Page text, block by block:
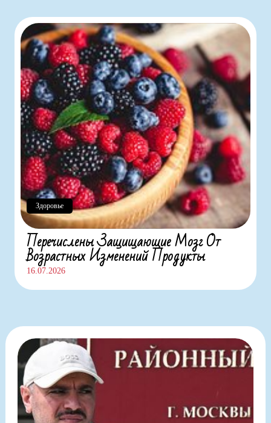
Перечислены Защищающие Мозг От
Возрастных Изменений Продукты
16.07.2026
Здоровье